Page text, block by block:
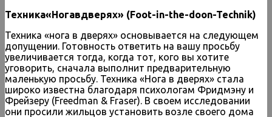
Техника«Ногавдверях» (Foot-in-the-doon-Technik)
Техника «нога в дверях» основывается на следующем
допущении. Готовность ответить на вашу просьбу
увеличивается тогда, когда тот, кого вы хотите
уговорить, сначала выполнит предварительную
маленькую просьбу. Техника «Нога в дверях» стала
широко известна благодаря психологам Фридмэну и
Фрейзеру (Freedman & Fraser). В своем исследовании
они просили жильцов установить возле своего дома